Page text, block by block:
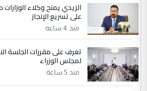
التعليق : تحياتي لك استاذ
دقيق ومسؤول؛ فالاستثمار
الموضوع :
بين الإهمال واغتصاب
الرافدين تعاني الجفاف والتصحر!!
الزيدي يمنح وكلاء
على تسريع الإنجاز
منذ 4 ساعة
تعرف على مقررات الجلسة
لمجلس الوزراء
منذ 5 ساعة